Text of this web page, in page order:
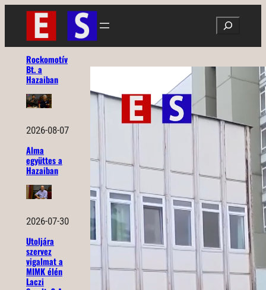
Ugrás
tartalomhoz
Search
Rockomotív
Bt. a
Hazaiban
2026-08-07
Alma
együttes a
Hazaiban
2026-07-30
Utoljára
szervez
vigalmat a
MIMK élén
Laczi